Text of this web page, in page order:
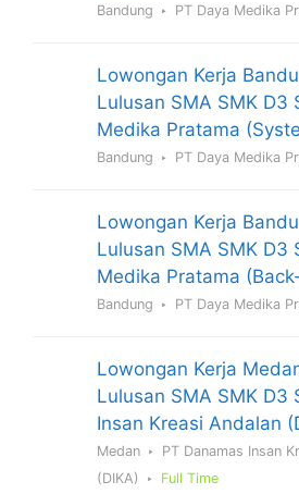
Bandung PT Daya Medika
Lowongan Kerja
Lulusan SMA SMK D3
Medika Pratama
Bandung PT Daya Medika
Lowongan Kerja
Lulusan SMA SMK D3
Medika Pratama
Bandung PT Daya Medika
Lowongan Kerja
Lulusan SMA SMK D3
Insan Kreasi Andalan
Medan
PT Danamas Insan
(DIKA)
Full Time